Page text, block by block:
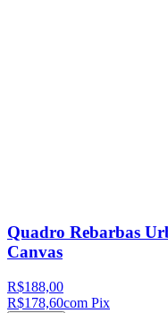
Quadro Rebarbas
Canvas
R$188,00
R$178,60com Pix